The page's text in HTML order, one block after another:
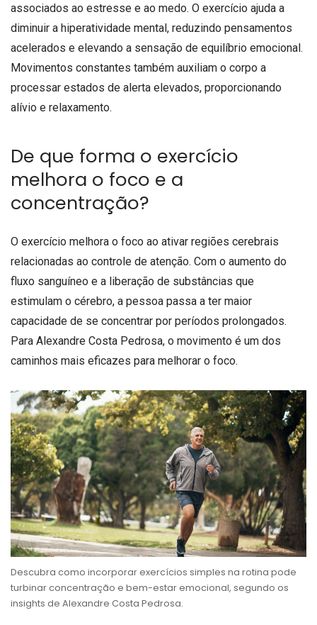
associados ao estresse e ao medo. O exercício ajuda a
diminuir a hiperatividade mental, reduzindo pensamentos
acelerados e elevando a sensação de equilíbrio emocional.
Movimentos constantes também auxiliam o corpo a
processar estados de alerta elevados, proporcionando
alívio e relaxamento.
De que forma o exercício
melhora o foco e a
concentração?
O exercício melhora o foco ao ativar regiões cerebrais
relacionadas ao controle de atenção. Com o aumento do
fluxo sanguíneo e a liberação de substâncias que
estimulam o cérebro, a pessoa passa a ter maior
capacidade de se concentrar por períodos prolongados.
Para Alexandre Costa Pedrosa, o movimento é um dos
caminhos mais eficazes para melhorar o foco.
Descubra como incorporar exercícios simples na rotina pode
turbinar concentração e bem-estar emocional, segundo os
insights de Alexandre Costa Pedrosa.